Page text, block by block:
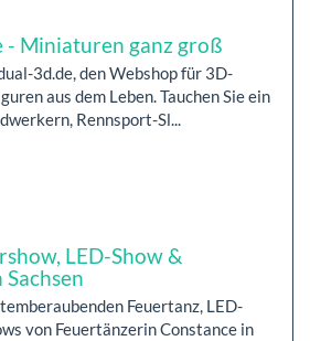
- Miniaturen ganz groß
3d.de, den Webshop für 3D-
aus dem Leben. Tauchen Sie ein
Rennsport-Sl...
LED-Show &
Feuertanz, LED-
von Feuertänzerin Constance in